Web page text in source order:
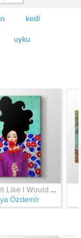
kedi
uyku
Özdemir